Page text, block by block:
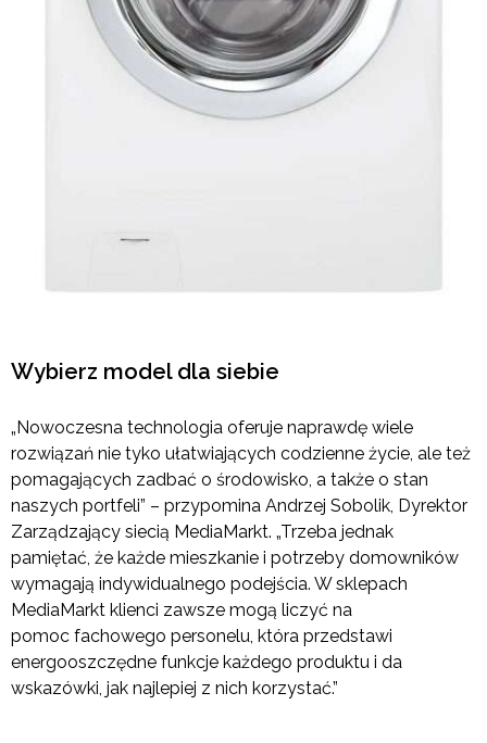
Wybierz model dla siebie
„Nowoczesna technologia oferuje naprawdę wiele
rozwiązań nie tyko ułatwiających codzienne życie, ale też
pomagających zadbać o środowisko, a także o stan
naszych portfeli” – przypomina Andrzej Sobolik, Dyrektor
Zarządzający siecią MediaMarkt. „Trzeba jednak
pamiętać, że każde mieszkanie i potrzeby domowników
wymagają indywidualnego podejścia. W sklepach
MediaMarkt klienci zawsze mogą liczyć na
pomoc fachowego personelu, która przedstawi
energooszczędne funkcje każdego produktu i da
wskazówki, jak najlepiej z nich korzystać.”